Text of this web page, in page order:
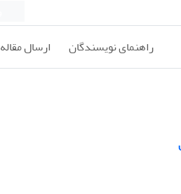
راهنمای نویسندگان ارسال مقاله